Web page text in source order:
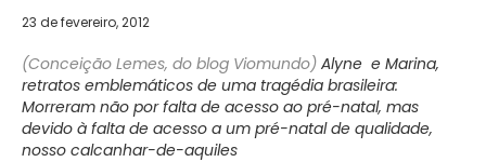
23 de fevereiro, 2012
(Conceição Lemes, do blog Viomundo) Alyne e Marina,
retratos emblemáticos de uma tragédia brasileira:
Morreram não por falta de acesso ao pré-natal, mas
devido à falta de acesso a um pré-natal de qualidade,
nosso calcanhar-de-aquiles